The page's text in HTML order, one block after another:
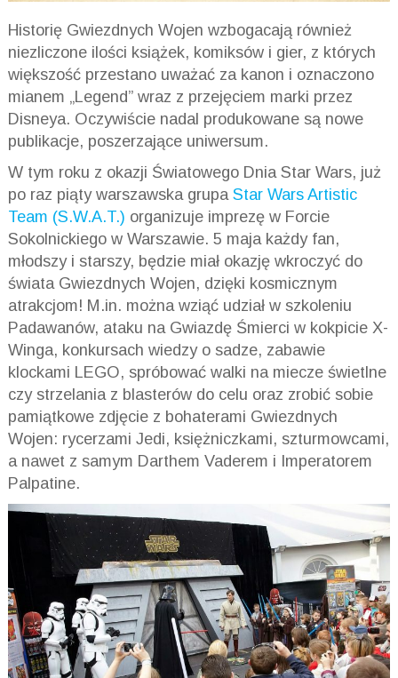
Historię Gwiezdnych Wojen wzbogacają również
niezliczone ilości książek, komiksów i gier, z których
większość przestano uważać za kanon i oznaczono
mianem „Legend” wraz z przejęciem marki przez
Disneya. Oczywiście nadal produkowane są nowe
publikacje, poszerzające uniwersum.
W tym roku z okazji Światowego Dnia Star Wars, już
po raz piąty warszawska grupa Star Wars Artistic
Team (S.W.A.T.) organizuje imprezę w Forcie
Sokolnickiego w Warszawie. 5 maja każdy fan,
młodszy i starszy, będzie miał okazję wkroczyć do
świata Gwiezdnych Wojen, dzięki kosmicznym
atrakcjom! M.in. można wziąć udział w szkoleniu
Padawanów, ataku na Gwiazdę Śmierci w kokpicie X-
Winga, konkursach wiedzy o sadze, zabawie
klockami LEGO, spróbować walki na miecze świetlne
czy strzelania z blasterówdo celu oraz zrobić sobie
pamiątkowe zdjęcie z bohaterami Gwiezdnych
Wojen: rycerzami Jedi, księżniczkami, szturmowcami,
a nawet z samym Darthem Vaderem i Imperatorem
Palpatine.